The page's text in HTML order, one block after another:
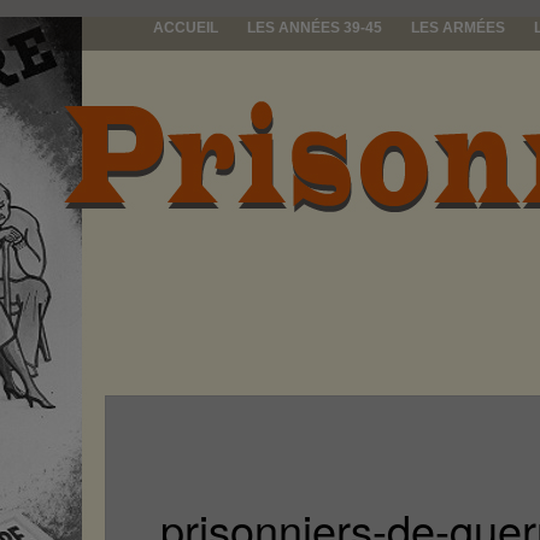
ACCUEIL LES ANNÉES 39-45 LES ARMÉES
prisonniers